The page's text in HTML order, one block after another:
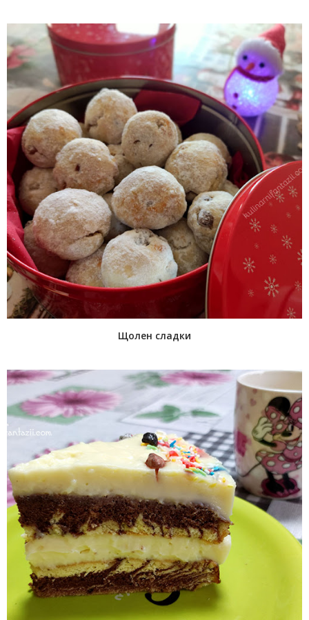
Щолен сладки